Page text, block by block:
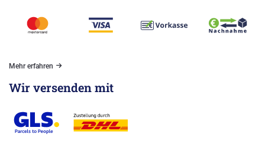
Mehr erfahren
Wir versenden mit